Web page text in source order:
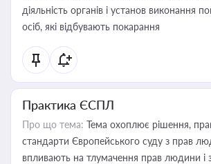
діяльність органів і установ виконання
осіб, які відбувають покарання
Практика ЄСПЛ
Про що тема: Тема охоплює рішення,
стандарти Європейського суду з прав
впливають на тлумачення прав людини і